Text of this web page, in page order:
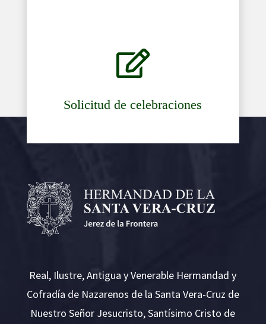

Solicitud de celebraciones
Real, Ilustre, Antigua y Venerable Hermandad y
Cofradía de Nazarenos de la Santa Vera-Cruz de
Nuestro Señor Jesucristo, Santísimo Cristo de